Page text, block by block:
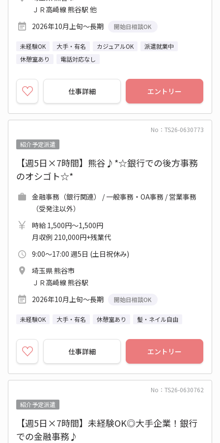
ＪＲ高崎線 熊谷駅 他
2026年10月上旬～長期
開始日相談OK
未経験OK 大手・有名 カジュアルOK
派遣就業中
休憩室あり
電話対応なし
仕事詳細 エントリー
No：TS26-0630773
紹介予定派遣
【週5日×7時間】熊谷♪*☆銀行での後方事務
のオシゴト☆*
金融事務（銀行関連） / 一般事務・OA事務 / 営業事務
（受発注以外）
時給 1,500円～1,500円
月収例 210,000円+残業代
9:00～17:00 週5日 (土日祝休み)
埼玉県 熊谷市
ＪＲ高崎線 熊谷駅
2026年10月上旬～長期
開始日相談OK
未経験OK 大手・有名 休憩室あり 髪・ネイル自由
仕事詳細 エントリー
No：TS26-0630762
紹介予定派遣
【週5日×7時間】未経験OK◎大手企業！銀行
での金融事務♪